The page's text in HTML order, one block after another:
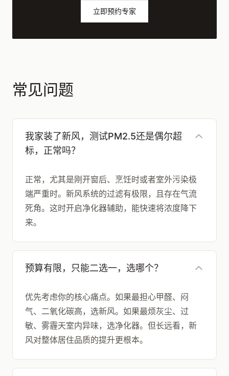
立即预约专家
常见问题
我家装了新风，测试PM2.5还是偶尔超
标，正常吗？
正常，尤其是刚开窗后、烹饪时或者室外污染极
端严重时。新风系统的过滤有极限，且存在气流
死角。这时开启净化器辅助，能快速将浓度降下
来。
预算有限，只能二选一，选哪个？
优先考虑你的核心痛点。如果最担心甲醛、闷
气、二氧化碳高，选新风。如果最烦灰尘、过
敏、雾霾天室内异味，选净化器。但长远看，新
风对整体居住品质的提升更根本。